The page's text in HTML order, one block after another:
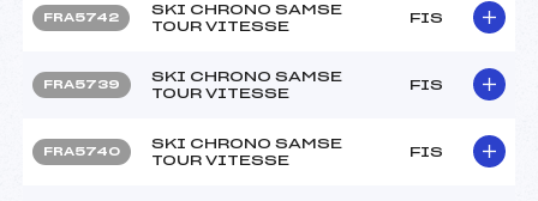
FRA5742
SKI CHRONO SAMSE
TOUR VITESSE
FIS
FRA5739
SKI CHRONO SAMSE
TOUR VITESSE
FIS
FRA5740
SKI CHRONO SAMSE
TOUR VITESSE
FIS